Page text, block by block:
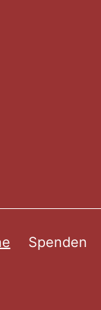
Spenden